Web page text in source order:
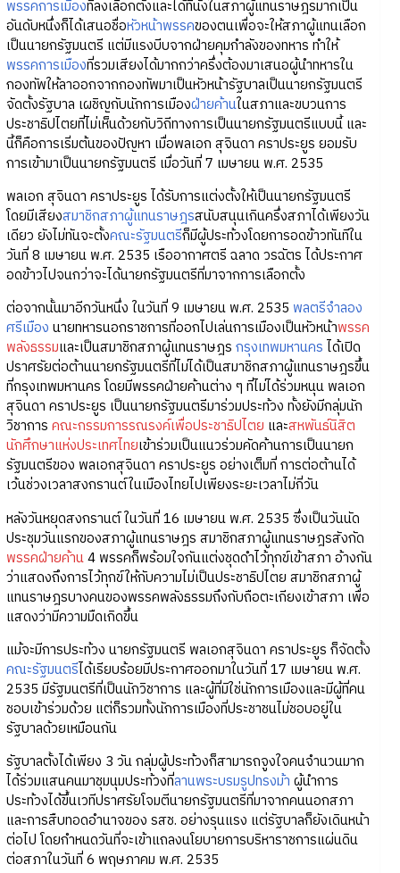
พรรคการเมืองที่ลงเลือกตั้งและได้ที่นั่งในสภาผู้แทนราษฎรมากเป็น
อันดับหนึ่งก็ได้เสนอชื่อหัวหน้าพรรคของตนเพื่อจะให้สภาผู้แทนเลือก
เป็นนายกรัฐมนตรี แต่มีแรงบีบจากฝ่ายคุมกำลังของทหาร ทำให้
พรรคการเมืองที่รวมเสียงได้มากกว่าครึ่งต้องมาเสนอผู้นำทหารใน
กองทัพให้ลาออกจากกองทัพมาเป็นหัวหน้ารัฐบาลเป็นนายกรัฐมนตรี
จัดตั้งรัฐบาล เผชิญกับนักการเมืองฝ่ายค้านในสภาและขบวนการ
ประชาธิปไตยที่ไม่เห็นด้วยกับวิถีทางการเป็นนายกรัฐมนตรีแบบนี้ และ
นี้ก็คือการเริ่มต้นของปัญหา เมื่อพลเอก สุจินดา คราประยูร ยอมรับ
การเข้ามาเป็นนายกรัฐมนตรี เมื่อวันที่ 7 เมษายน พ.ศ. 2535
พลเอก สุจินดา คราประยูร ได้รับการแต่งตั้งให้เป็นนายกรัฐมนตรี
โดยมีเสียงสมาชิกสภาผู้แทนราษฎรสนับสนุนเกินครึ่งสภาได้เพียงวัน
เดียว ยังไม่ทันจะตั้งคณะรัฐมนตรีก็มีผู้ประท้วงโดยการอดข้าวทันทีใน
วันที่ 8 เมษายน พ.ศ. 2535 เรืออากาศตรี ฉลาด วรฉัตร ได้ประกาศ
อดข้าวไปจนกว่าจะได้นายกรัฐมนตรีที่มาจากการเลือกตั้ง
ต่อจากนั้นมาอีกวันหนึ่ง ในวันที่ 9 เมษายน พ.ศ. 2535 พลตรีจำลอง
ศรีเมือง นายทหารนอกราชการที่ออกไปเล่นการเมืองเป็นหัวหน้าพรรค
พลังธรรมและเป็นสมาชิกสภาผู้แทนราษฎร กรุงเทพมหานคร ได้เปิด
ปราศรัยต่อต้านนายกรัฐมนตรีที่ไม่ได้เป็นสมาชิกสภาผู้แทนราษฎรขึ้น
ที่กรุงเทพมหานคร โดยมีพรรคฝ่ายค้านต่าง ๆ ที่ไม่ได้ร่วมหนุน พลเอก
สุจินดา คราประยูร เป็นนายกรัฐมนตรีมาร่วมประท้วง ทั้งยังมีกลุ่มนัก
วิชาการ คณะกรรมการรณรงค์เพื่อประชาธิปไตย และสหพันธ์นิสิต
นักศึกษาแห่งประเทศไทยเข้าร่วมเป็นแนวร่วมคัดค้านการเป็นนายก
รัฐมนตรีของ พลเอกสุจินดา คราประยูร อย่างเต็มที่ การต่อต้านได้
เว้นช่วงเวลาสงกรานต์ในเมืองไทยไปเพียงระยะเวลาไม่กี่วัน
หลังวันหยุดสงกรานต์ ในวันที่ 16 เมษายน พ.ศ. 2535 ซึ่งเป็นวันนัด
ประชุมวันแรกของสภาผู้แทนราษฎร สมาชิกสภาผู้แทนราษฎรสังกัด
พรรคฝ่ายค้าน4 พรรคก็พร้อมใจกันแต่งชุดดำไว้ทุกข์เข้าสภา อ้างกัน
ว่าแสดงถึงการไว้ทุกข์ให้กับความไม่เป็นประชาธิปไตย สมาชิกสภาผู้
แทนราษฎรบางคนของพรรคพลังธรรมถึงกับถือตะเกียงเข้าสภา เพื่อ
แสดงว่ามีความมืดเกิดขึ้น
แม้จะมีการประท้วง นายกรัฐมนตรี พลเอกสุจินดา คราประยูร ก็จัดตั้ง
คณะรัฐมนตรีได้เรียบร้อยมีประกาศออกมาในวันที่ 17 เมษายน พ.ศ.
2535 มีรัฐมนตรีที่เป็นนักวิชาการ และผู้ที่มิใช่นักการเมืองและมีผู้ที่คน
ชอบเข้าร่วมด้วย แต่ก็รวมทั้งนักการเมืองที่ประชาชนไม่ชอบอยู่ใน
รัฐบาลด้วยเหมือนกัน
รัฐบาลตั้งได้เพียง 3 วัน กลุ่มผู้ประท้วงก็สามารถจูงใจคนจำนวนมาก
ได้ร่วมแสนคนมาชุมนุมประท้วงที่ลานพระบรมรูปทรงม้า ผู้นำการ
ประท้วงได้ขึ้นเวทีปราศรัยโจมตีนายกรัฐมนตรีที่มาจากคนนอกสภา
และการสืบทอดอำนาจของ รสช. อย่างรุนแรง แต่รัฐบาลก็ยังเดินหน้า
ต่อไป โดยกำหนดวันที่จะเข้าแถลงนโยบายการบริหาราชการแผ่นดิน
ต่อสภาในวันที่ 6 พฤษภาคม พ.ศ. 2535